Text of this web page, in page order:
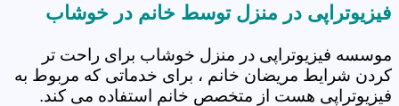
فیزیوتراپی در منزل توسط خانم در خوشاب
موسسه فیزیوتراپی در منزل خوشاب برای راحت تر
کردن شرایط مریضان خانم ، برای خدماتی که مربوط به
فیزیوتراپی هست از متخصص خانم استفاده می کند.